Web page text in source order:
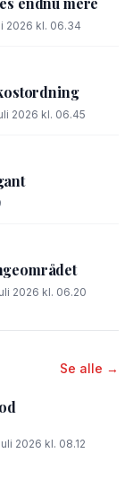
2026 kl. 06.34
2026 kl. 06.45
2026 kl. 06.20
Se alle →
2026 kl. 08.12